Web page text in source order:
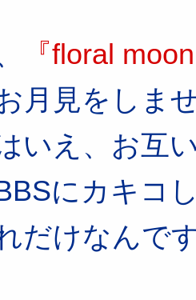
『floral
月見をしま
いえ、お互
にカキコ
だけなんで